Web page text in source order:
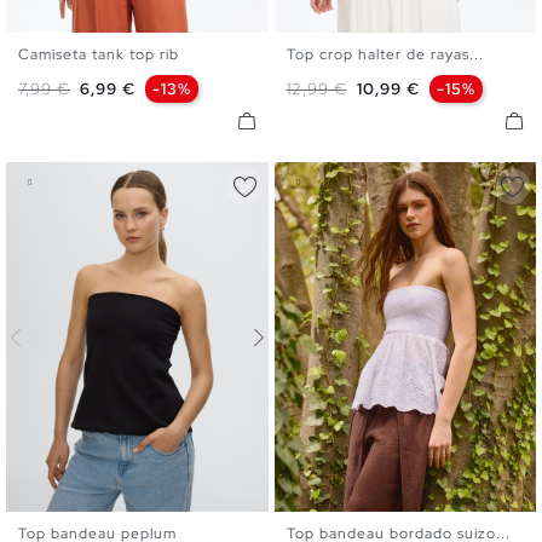
Camiseta tank top rib
Precio base
7,99 € Precio
6,99 € -13%
XS
Top crop halter de rayas...
Precio base
12,99 € Precio
10,99 € -15%
Top bandeau peplum Top bandeau bordado suizo...